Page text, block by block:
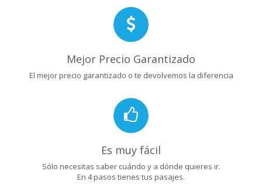
Mejor Precio Garantizado
El mejor precio garantizado o te devolvemos la diferencia
Es muy fácil
Sólo necesitas saber cuándo y a dónde quieres ir.
En 4 pasos tienes tus pasajes.